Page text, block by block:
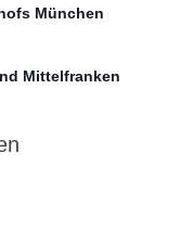
München
Mittelfranken